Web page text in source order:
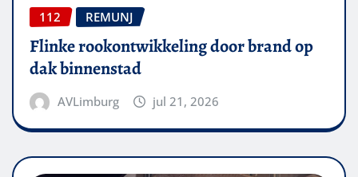
112 REMUNJ
Flinke rookontwikkeling door brand op
dak binnenstad
AVLimburg jul 21, 2026